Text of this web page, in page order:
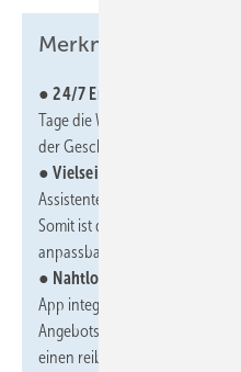
Merkmale und
● 24/7 Erreichbarkeit:
Tage die Woche erreichbar,
der Geschäftszeiten verloren
● Vielseitige Assistenten:
Assistenten mit über 100
Somit ist das Tool an
anpassbar.
● Nahtlose Integration:
App integriert, die bereits
Angebots- und
einen reibungslosen Workflow